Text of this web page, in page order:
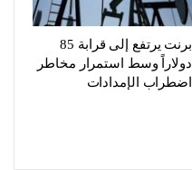
برنت يرتفع إلى قرابة 85
دولاراً وسط استمرار مخاطر
اضطراب الإمدادات